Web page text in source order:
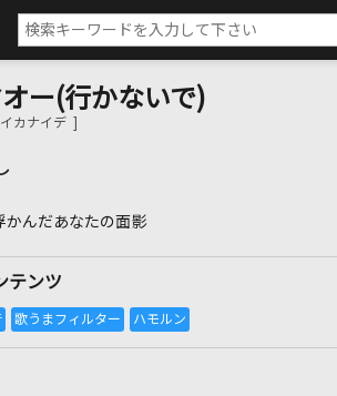
ー(行かないで)
カナイデ ]
かんだあなたの面影
テンツ